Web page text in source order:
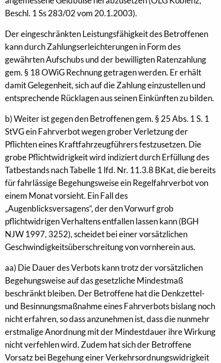
Beschl. 1 Ss 283/02 vom 20.1.2003).
Der eingeschränkten Leistungsfähigkeit des Betroffenen
kann durch Zahlungserleichterungen in Form des
gewährten Aufschubs und der bewilligten Ratenzahlung
gem. § 18 OWiG Rechnung getragen werden. Er erhält
damit Gelegenheit, sich auf die Zahlung einzustellen und
entsprechende Rücklagen aus seinen Einkünften zu bilden.
b) Weiter ist gegen den Betroffenen gem. § 25 Abs. 1 S. 1
StVG ein Fahrverbot wegen grober Verletzung der
Pflichten eines Kraftfahrzeugführers festzusetzen. Die
grobe Pflichtwidrigkeit wird indiziert durch Erfüllung des
Tatbestands nach Tabelle 1 lfd. Nr. 11.3.8 BKat, die bereits
für fahrlässige Begehungsweise ein Regelfahrverbot von
einem Monat vorsieht. Ein Fall des
„Augenblicksversagens“, der den Vorwurf grob
pflichtwidrigen Verhaltens entfallen lassen kann (BGH
NJW 1997, 3252), scheidet bei einer vorsätzlichen
Geschwindigkeitsüberschreitung von vornherein aus.
aa) Die Dauer des Verbots kann trotz der vorsätzlichen
Begehungsweise auf das gesetzliche Mindestmaß
beschränkt bleiben. Der Betroffene hat die Denkzettel-
und Besinnungsmaßnahme eines Fahrverbots bislang noch
nicht erfahren, so dass anzunehmen ist, dass die nunmehr
erstmalige Anordnung mit der Mindestdauer ihre Wirkung
nicht verfehlen wird. Zudem hat sich der Betroffene
Vorsatz bei Begehung einer Verkehrsordnungswidrigkeit